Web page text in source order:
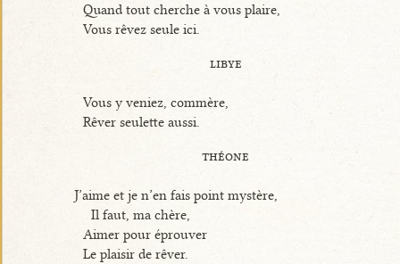
Quand tout cherche à vous plaire,
Vous rêvez seule ici.
libye
Vous y veniez, commère,
Rêver seulette aussi.
théone
J’aime et je n’en fais point mystère,
Il faut, ma chère,
Aimer pour éprouver
Le plaisir de rêver.